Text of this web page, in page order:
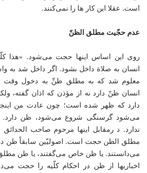
است. عقلا این کار ها را نمی‌کنند.
عدم حجّیت مطلق الظنّ
روی این اساس اینها حجت می‌شود. «هذا
انسان به صلاة‌ داخل بشود. اگر داخل شد به
معلوم شد که به مطلق ظنِّ به دخول وقت
انسان ظنّ دارد نه از مؤذن که اذان گفته،
دارد که ظهر شده است؛ چون عادت من
می‌شود گرسنگی شروع می‌شود، ظن دارد.
ندارد. د رمقابل اینها مرحوم صاحب
مطلق الظن حجت است. اصولیّین سابقاً ظن
می‌دانستند. یا ظن خاص می‌گفتند، یا ظن
اخباریها از ظن در احکام کلّیه را حجت